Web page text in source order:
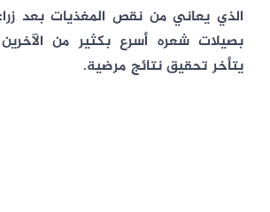
الذي يعاني من نقص المغذيات بعد
بصيلات شعره أسرع بكثير من
يتأخر تحقيق نتائج مرضية.